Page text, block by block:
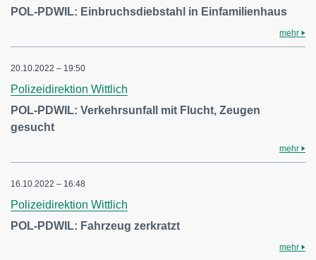
POL-PDWIL: Einbruchsdiebstahl in Einfamilienhaus
mehr
20.10.2022 – 19:50
Polizeidirektion Wittlich
POL-PDWIL: Verkehrsunfall mit Flucht, Zeugen
gesucht
mehr
16.10.2022 – 16:48
Polizeidirektion Wittlich
POL-PDWIL: Fahrzeug zerkratzt
mehr